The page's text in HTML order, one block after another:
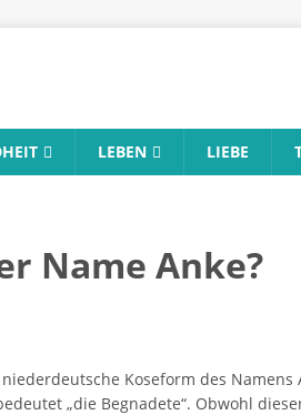
LEBEN LIEBE
Name Anke?
Koseform des
„die Begnadete“. Obwohl